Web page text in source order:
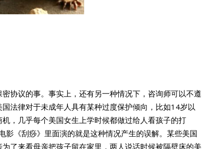
协议的事。事实上，还有另一种情况下，咨询师可以不遵
法律对于未成年人具有某种过度保护倾向，比如14岁以
，几乎每个美国女生上学时候都做过给人看孩子的打
《刮痧》里面演的就是这种情况产生的误解。某些美国
了来看母亲把孩子留在家里，两人说话时候被隔壁床的美